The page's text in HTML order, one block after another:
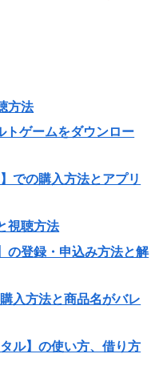
方法
トゲームをダウンロー
での購入方法とアプリ
視聴方法
の登録・申込み方法と解
入方法と商品名がバレ
ル】の使い方、借り方